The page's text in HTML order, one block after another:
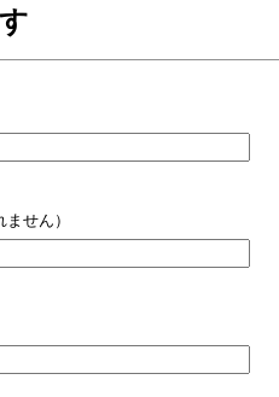
せん）